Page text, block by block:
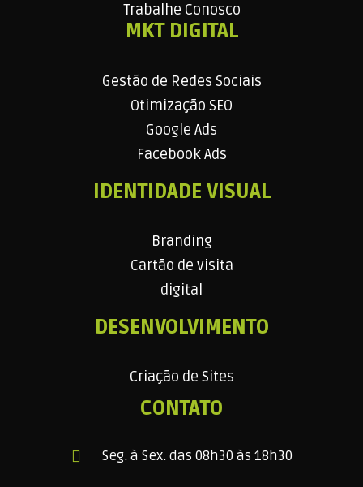
Trabalhe Conosco
MKT DIGITAL
Gestão de Redes Sociais
Otimização SEO
Google Ads
Facebook Ads
IDENTIDADE VISUAL
Branding
Cartão de visita
digital
DESENVOLVIMENTO
Criação de Sites
CONTATO
Seg. à Sex. das 08h30 às 18h30